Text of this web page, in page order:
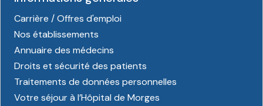
Carrière / Offres d'emploi
Nos établissements
Annuaire des médecins
Droits et sécurité des patients
Traitements de données personnelles
Votre séjour à l’Hôpital de Morges